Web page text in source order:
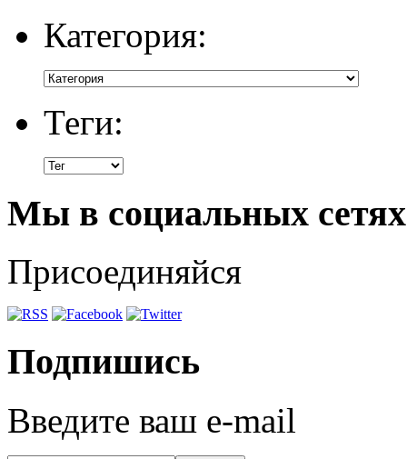
Категория:
Теги:
Мы в социальных сетях
Присоединяйся
Подпишись
Введите ваш e-mail